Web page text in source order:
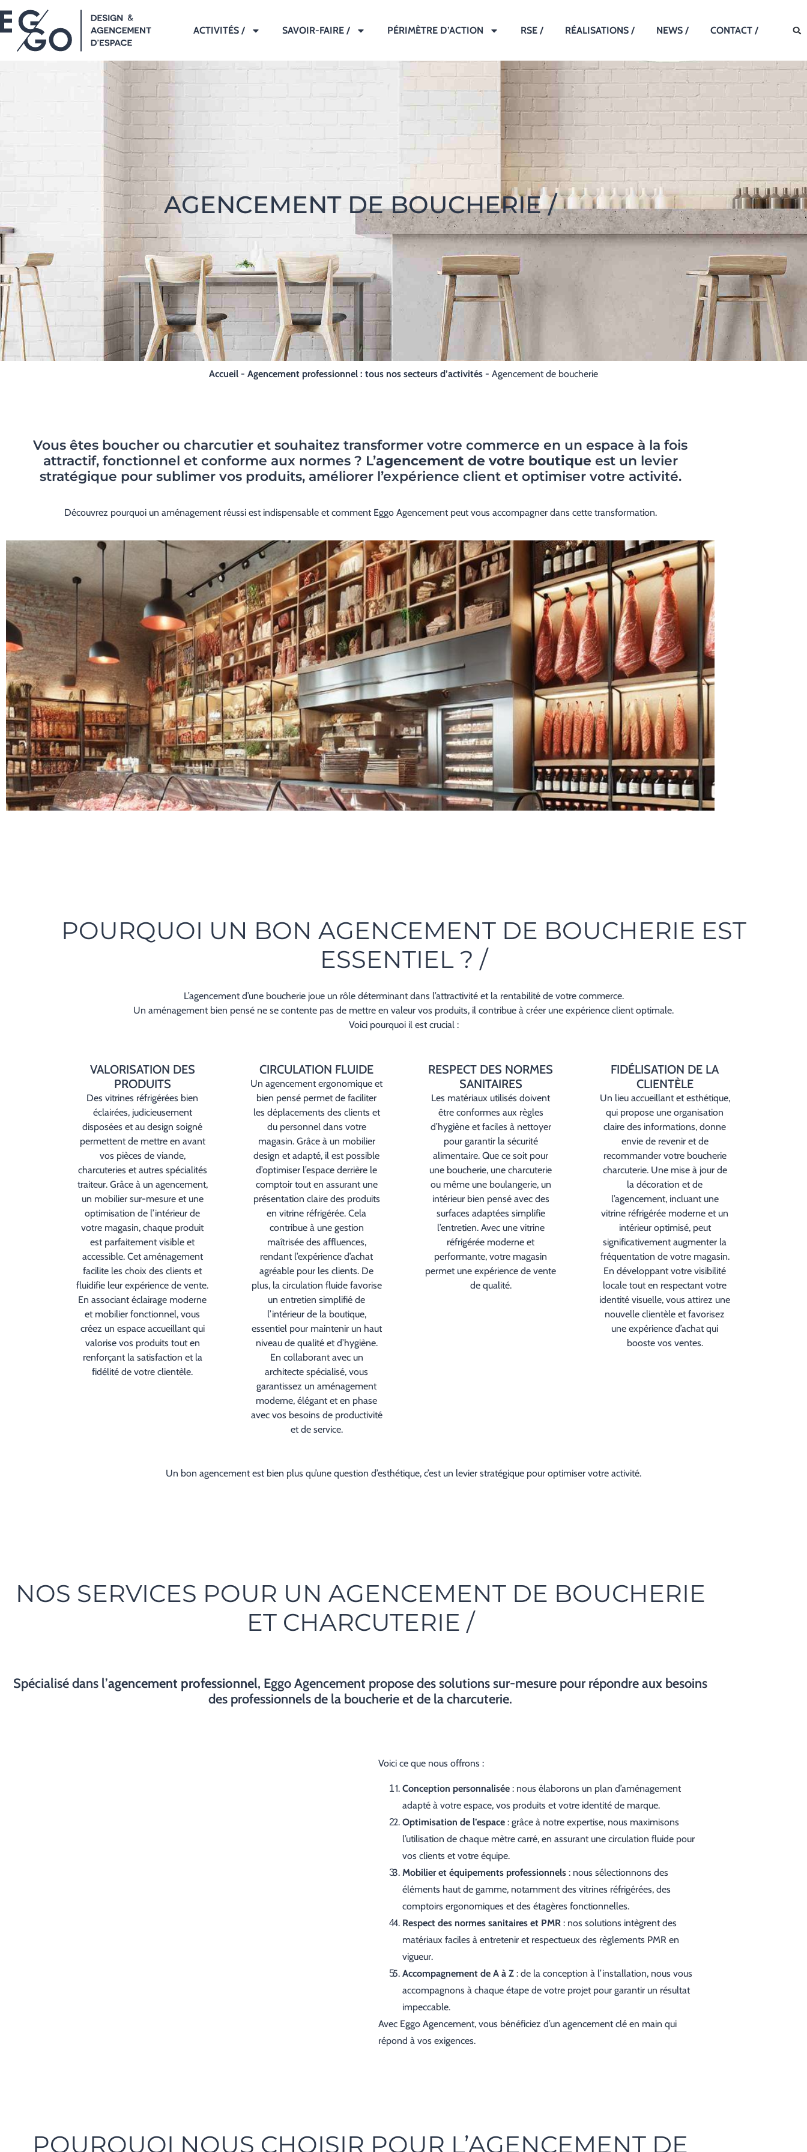
ACTIVITÉS / SAVOIR-FAIRE / PÉRIMÈTRE D’ACTION RSE / RÉALISATIONS / NEWS / CONTACT /
AGENCEMENT DE BOUCHERIE /
Accueil - Agencement professionnel : tous nos secteurs d’activités - Agencement de boucherie
Vous êtes boucher ou charcutier et souhaitez transformer votre commerce en un espace à la fois
attractif, fonctionnel et conforme aux normes ? L’agencement de votre boutiqueest un levier
stratégique pour sublimer vos produits, améliorer l’expérience client et optimiser votre activité.
Découvrez pourquoi un aménagement réussi est indispensable et comment Eggo Agencement peut vous accompagner dans cette transformation.
POURQUOI UN BON AGENCEMENT DE BOUCHERIE EST
ESSENTIEL ? /
L’agencement d’une boucherie joue un rôle déterminant dans l’attractivité et la rentabilité de votre commerce.
Un aménagement bien pensé ne se contente pas de mettre en valeur vos produits, il contribue à créer une expérience client optimale.
Voici pourquoi il est crucial :
VALORISATION DES
PRODUITS
Des vitrines réfrigérées bien
éclairées, judicieusement
disposées et au design soigné
permettent de mettre en avant
vos pièces de viande,
charcuteries et autres spécialités
traiteur. Grâce à un agencement,
un mobilier sur-mesure et une
optimisation de l’intérieur de
votre magasin, chaque produit
est parfaitement visible et
accessible. Cet aménagement
facilite les choix des clients et
fluidifie leur expérience de vente.
En associant éclairage moderne
et mobilier fonctionnel, vous
créez un espace accueillant qui
valorise vos produits tout en
renforçant la satisfaction et la
fidélité de votre clientèle.
CIRCULATION FLUIDE
Un agencement ergonomique et
bien pensé permet de faciliter
les déplacements des clients et
du personnel dans votre
magasin. Grâce à un mobilier
design et adapté, il est possible
d’optimiser l’espace derrière le
comptoir tout en assurant une
présentation claire des produits
en vitrine réfrigérée. Cela
contribue à une gestion
maîtrisée des affluences,
rendant l’expérience d’achat
agréable pour les clients. De
plus, la circulation fluide favorise
un entretien simplifié de
l’intérieur de la boutique,
essentiel pour maintenir un haut
niveau de qualité et d’hygiène.
En collaborant avec un
architecte spécialisé, vous
garantissez un aménagement
moderne, élégant et en phase
avec vos besoins de productivité
et de service.
RESPECT DES NORMES
SANITAIRES
Les matériaux utilisés doivent
être conformes aux règles
d’hygiène et faciles à nettoyer
pour garantir la sécurité
alimentaire. Que ce soit pour
une boucherie, une charcuterie
ou même une boulangerie, un
intérieur bien pensé avec des
surfaces adaptées simplifie
l’entretien. Avec une vitrine
réfrigérée moderne et
performante, votre magasin
permet une expérience de vente
de qualité.
FIDÉLISATION DE LA
CLIENTÈLE
Un lieu accueillant et esthétique,
qui propose une organisation
claire des informations, donne
envie de revenir et de
recommander votre boucherie
charcuterie. Une mise à jour de
la décoration et de
l’agencement, incluant une
vitrine réfrigérée moderne et un
intérieur optimisé, peut
significativement augmenter la
fréquentation de votre magasin.
En développant votre visibilité
locale tout en respectant votre
identité visuelle, vous attirez une
nouvelle clientèle et favorisez
une expérience d’achat qui
booste vos ventes.
Un bon agencement est bien plus qu’une question d’esthétique, c’est un levier stratégique pour optimiser votre activité.
NOS SERVICES POUR UN AGENCEMENT DE BOUCHERIE
ET CHARCUTERIE /
Spécialisé dans l’agencement professionnel, Eggo Agencement propose des solutions sur-mesure pour répondre aux besoins
des professionnels de la boucherie et de la charcuterie.
Voici ce que nous offrons :
Conception personnalisée : nous élaborons un plan d’aménagement
adapté à votre espace, vos produits et votre identité de marque.
Optimisation de l’espace : grâce à notre expertise, nous maximisons
l’utilisation de chaque mètre carré, en assurant une circulation fluide pour
vos clients et votre équipe.
Mobilier et équipements professionnels : nous sélectionnons des
éléments haut de gamme, notamment des vitrines réfrigérées, des
comptoirs ergonomiques et des étagères fonctionnelles.
Respect des normes sanitaires et PMR : nos solutions intègrent des
matériaux faciles à entretenir et respectueux des règlements PMR en
vigueur.
Accompagnement de A à Z : de la conception à l’installation, nous vous
accompagnons à chaque étape de votre projet pour garantir un résultat
impeccable.
Avec Eggo Agencement, vous bénéficiez d’un agencement clé en main qui
répond à vos exigences.
POURQUOI NOUS CHOISIR POUR L’AGENCEMENT DE